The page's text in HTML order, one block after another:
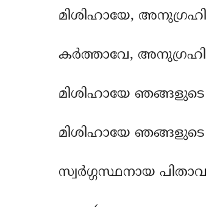
മിശിഹായേ,
കര്‍ത്താവേ,
മിശിഹായേ
മിശിഹായേ
സ്വര്‍ഗ്ഗസ്ഥനായ